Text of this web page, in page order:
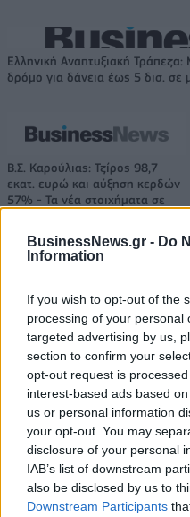
BusinessNews.gr - Do
Information
If you wish to opt-out of the
processing of your personal
targeted advertising by us,
section to confirm your
opt-out request is
interest-based ads based
us or personal information
your opt-out. You may
disclosure of your personal
IAB’s list of downstream
also be disclosed by us to
Downstream Participants
Ελληνική Αναπτυξιακή
δρόμο για δάνεια έως 5 δισ. σε
Β.Σ. Καρούλιας: Τζίρος 98,7
εκατ. ευρώ και αύξηση κερδών
57% - Τα νέα στοιχήματα σε
Η Chery επενδύει 75 εκατ.
Το FIAT 500 Hybrid τώρα από
18.990 ευρώ
18η συνεχόμενη χρονιά για
FTSE4Good